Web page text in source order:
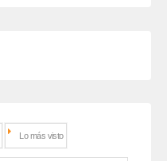
Lo más visto